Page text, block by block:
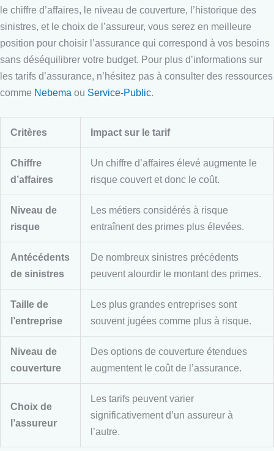
le chiffre d’affaires, le niveau de couverture, l’historique des
sinistres, et le choix de l’assureur, vous serez en meilleure
position pour choisir l’assurance qui correspond à vos besoins
sans déséquilibrer votre budget. Pour plus d’informations sur
les tarifs d’assurance, n’hésitez pas à consulter des ressources
comme Nebema ou Service-Public.
Critères Impact sur le tarif
Chiffre
d’affaires
Un chiffre d’affaires élevé augmente le
risque couvert et donc le coût.
Niveau de
risque
Les métiers considérés à risque
entraînent des primes plus élevées.
Antécédents
de sinistres
De nombreux sinistres précédents
peuvent alourdir le montant des primes.
Taille de
l’entreprise
Les plus grandes entreprises sont
souvent jugées comme plus à risque.
Niveau de
couverture
Des options de couverture étendues
augmentent le coût de l’assurance.
Choix de
l’assureur
Les tarifs peuvent varier
significativement d’un assureur à
l’autre.